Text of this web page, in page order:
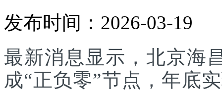
发布时间：2026-03-19
最新消息显示，北京海
成“正负零”节点，年底